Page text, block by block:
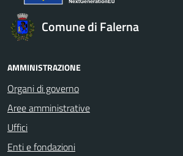
Comune di Falerna
AMMINISTRAZIONE
Organi di governo
Aree amministrative
Uffici
Enti e fondazioni